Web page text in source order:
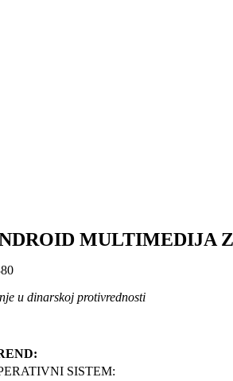
MULTIMEDIJA
u dinarskoj protivrednosti
SISTEM: